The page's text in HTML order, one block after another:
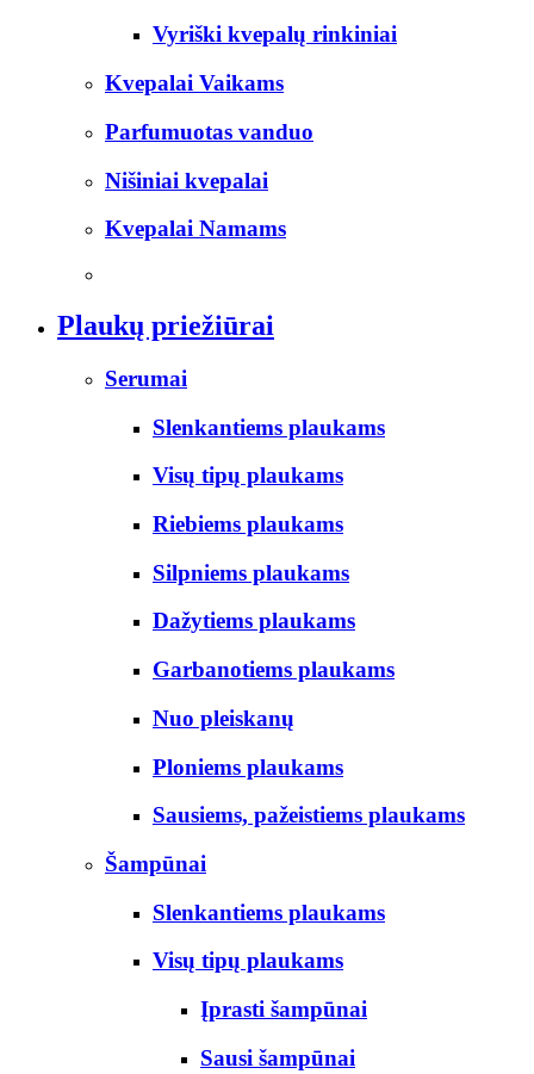
Vyriški kvepalų rinkiniai
Kvepalai Vaikams
Parfumuotas vanduo
Nišiniai kvepalai
Kvepalai Namams
Plaukų priežiūrai
Serumai
Slenkantiems plaukams
Visų tipų plaukams
Riebiems plaukams
Silpniems plaukams
Dažytiems plaukams
Garbanotiems plaukams
Nuo pleiskanų
Ploniems plaukams
Sausiems, pažeistiems plaukams
Šampūnai
Slenkantiems plaukams
Visų tipų plaukams
Įprasti šampūnai
Sausi šampūnai